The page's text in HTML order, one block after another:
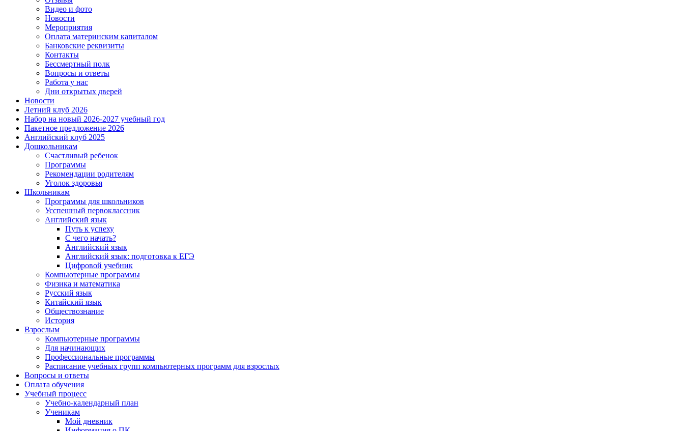
Видео и фото
Новости
Мероприятия
Оплата материнским капиталом
Банковские реквизиты
Контакты
Бессмертный полк
Вопросы и ответы
Работа у нас
Дни открытых дверей
Новости
Летний клуб 2026
Набор на новый 2026-2027 учебный год
Пакетное предложение 2026
Английский клуб 2025
Дошкольникам
Счастливый ребенок
Программы
Рекомендации родителям
Уголок здоровья
Школьникам
Программы для школьников
Усспешный первоклассник
Английский язык
Путь к успеху
С чего начать?
Английский язык
Английский язык: подготовка к ЕГЭ
Цифровой учебник
Компьютерные программы
Физика и математика
Русский язык
Китайский язык
Обществознание
История
Взрослым
Компьютерные программы
Для начинающих
Профессиональные программы
Расписание учебных групп компьютерных программ для взрослых
Вопросы и ответы
Оплата обучения
Учебный процесс
Учебно-календарный план
Ученикам
Мой дневник